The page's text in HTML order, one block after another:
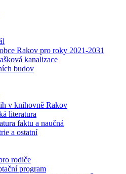
Rakov pro roky 2021-2031
kanalizace
budov
v knihovně Rakov
literatura
faktu a naučná
a ostatní
rodiče
program